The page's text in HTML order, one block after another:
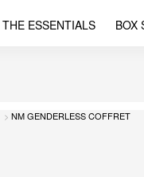
THE ESSENTIALS BOX
NM GENDERLESS COFFRET